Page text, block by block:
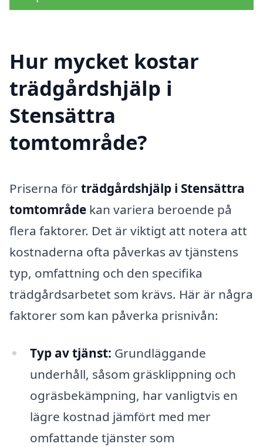
Hur mycket kostar
trädgårdshjälp i
Stensättra
tomtområde?
Priserna förträdgårdshjälp i Stensättra
tomtområde kan variera beroende på
flera faktorer. Det är viktigt att notera att
kostnaderna ofta påverkas av tjänstens
typ, omfattning och den specifika
trädgårdsarbetet som krävs. Här är några
faktorer som kan påverka prisnivån:
Typ av tjänst: Grundläggande
underhåll, såsom gräsklippning och
ogräsbekämpning, har vanligtvis en
lägre kostnad jämfört med mer
omfattande tjänster som